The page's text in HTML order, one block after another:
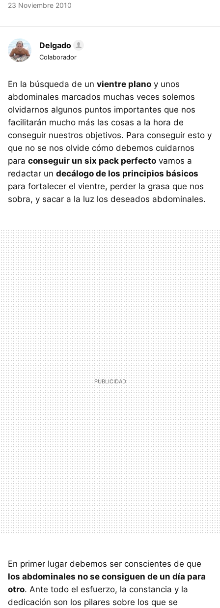
23 Noviembre 2010
Delgado
Colaborador
En la búsqueda de un vientre plano y unos
abdominales marcados muchas veces solemos
olvidarnos algunos puntos importantes que nos
facilitarán mucho más las cosas a la hora de
conseguir nuestros objetivos. Para conseguir esto y
que no se nos olvide cómo debemos cuidarnos
para conseguir un six pack perfecto vamos a
redactar un decálogo de los principios básicos
para fortalecer el vientre, perder la grasa que nos
sobra, y sacar a la luz los deseados abdominales.
En primer lugar debemos ser conscientes de que
los abdominales no se consiguen de un día para
otro. Ante todo el esfuerzo, la constancia y la
dedicación son los pilares sobre los que se